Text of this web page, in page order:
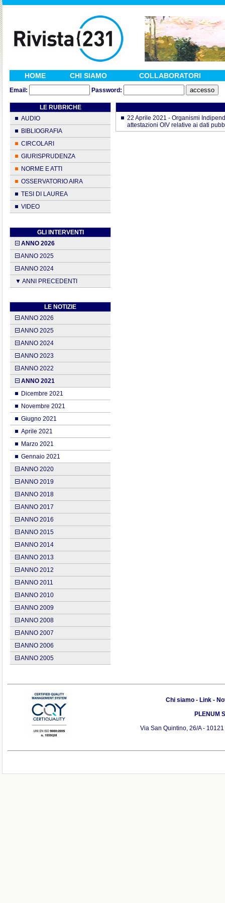
HOME CHI SIAMO COLLABORATORI
Email: Password:
LE RUBRICHE
AUDIO
BIBLIOGRAFIA
CIRCOLARI
GIURISPRUDENZA
NORME E ATTI
OSSERVATORIO AIRA
TESI DI LAUREA
VIDEO
GLI INTERVENTI
ANNO 2026
ANNO 2025
ANNO 2024
▼ ANNI PRECEDENTI
LE NOTIZIE
ANNO 2026
ANNO 2025
ANNO 2024
ANNO 2023
ANNO 2022
ANNO 2021
Dicembre 2021
Novembre 2021
Giugno 2021
Aprile 2021
Marzo 2021
Gennaio 2021
ANNO 2020
ANNO 2019
ANNO 2018
ANNO 2017
ANNO 2016
ANNO 2015
ANNO 2014
ANNO 2013
ANNO 2012
ANNO 2011
ANNO 2010
ANNO 2009
ANNO 2008
ANNO 2007
ANNO 2006
ANNO 2005
22 Aprile 2021 - Organismi
attestazioni OIV relative ai dati
Chi siamo - Link -
PLENUM
Via San Quintino, 26/A -